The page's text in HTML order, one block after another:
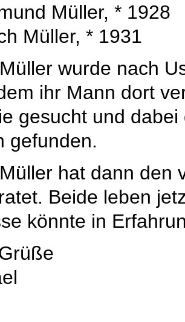
Müller, * 1928
Müller, * 1931
wurde nach
ihr Mann dort
gesucht und
gefunden.
hat dann den
Beide leben
könnte in